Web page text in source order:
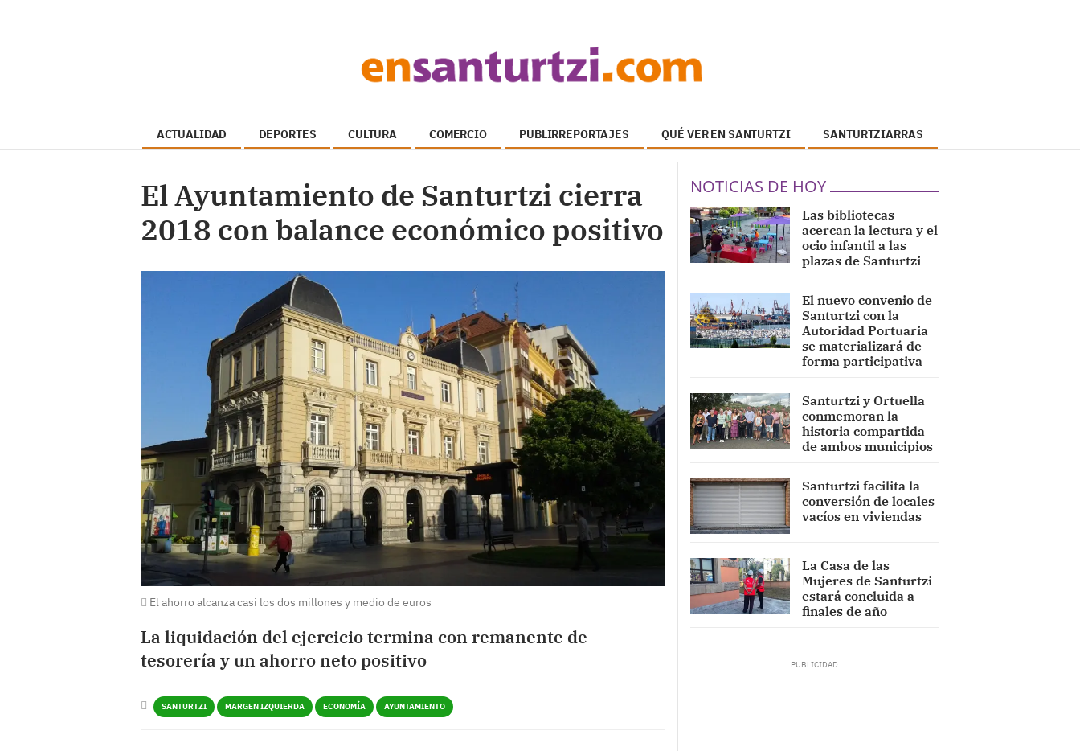
ACTUALIDAD DEPORTES CULTURA COMERCIO PUBLIRREPORTAJES QUÉ VER EN SANTURTZI SANTURTZIARRAS
El Ayuntamiento de Santurtzi cierra
2018 con balance económico positivo
El ahorro alcanza casi los dos millones y medio de euros
La liquidación del ejercicio termina con remanente de
tesorería y un ahorro neto positivo
SANTURTZI MARGEN IZQUIERDA ECONOMÍA AYUNTAMIENTO
NOTICIAS DE HOY
Las bibliotecas
acercan la lectura y el
ocio infantil a las
plazas de Santurtzi
El nuevo convenio de
Santurtzi con la
Autoridad Portuaria
se materializará de
forma participativa
Santurtzi y Ortuella
conmemoran la
historia compartida
de ambos municipios
Santurtzi facilita la
conversión de locales
vacíos en viviendas
La Casa de las
Mujeres de Santurtzi
estará concluida a
finales de año